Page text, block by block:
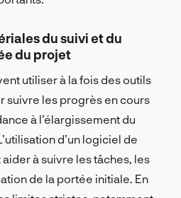
du suivi et du
du projet
utiliser à la fois des outils
suivre les progrès en cours
à l’élargissement du
d’un logiciel de
à suivre les tâches, les
de la portée initiale. En